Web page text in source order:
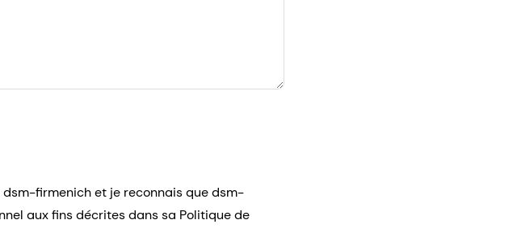
firmenich et je reconnais que dsm-
aux fins décrites dans sa Politique de